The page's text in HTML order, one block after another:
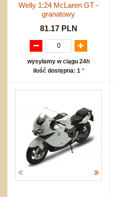
Welly 1:24 McLaren GT -
granatowy
81.17 PLN
wysyłamy w ciągu 24h
ilość dostępna: 1 *